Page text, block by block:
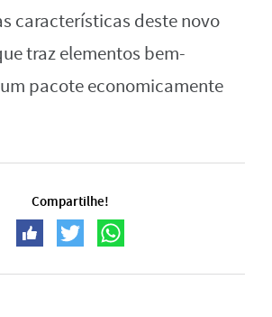
características deste novo
traz elementos bem-
pacote economicamente
Compartilhe!